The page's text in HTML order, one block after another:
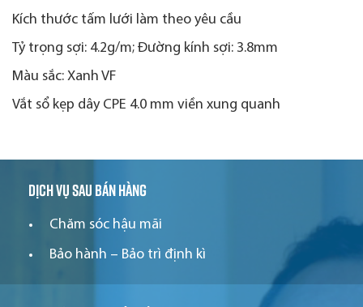
Kích thước tấm lưới làm theo yêu cầu
Tỷ trọng sợi: 4.2g/m; Đường kính sợi: 3.8mm
Màu sắc: Xanh VF
Vắt sổ kẹp dây CPE 4.0 mm viền xung quanh
Dịch vụ sau bán hàng
Chăm sóc hậu mãi
Bảo hành – Bảo trì định kì